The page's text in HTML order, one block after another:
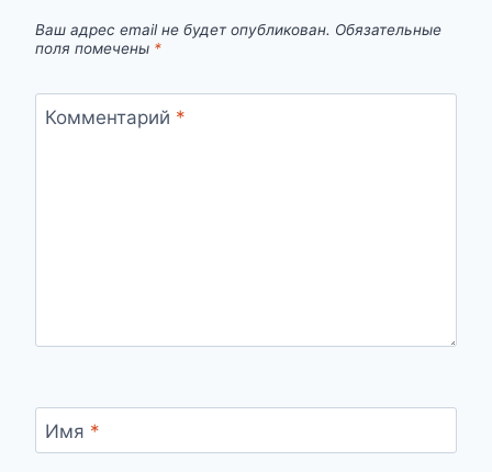
Ваш адрес email не будет опубликован. Обязательные
поля помечены *
Комментарий *
Имя *